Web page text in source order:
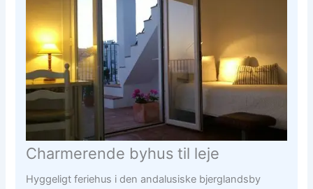
Charmerende byhus til leje
Hyggeligt feriehus i den andalusiske bjerglandsby